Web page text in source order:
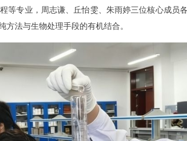
等专业，周志谦、丘怡雯、朱雨婷三位核心成员
法与生物处理手段的有机结合。